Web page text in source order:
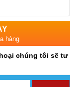
hàng
chúng tôi sẽ tư